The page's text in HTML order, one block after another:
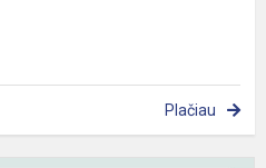
Plačiau